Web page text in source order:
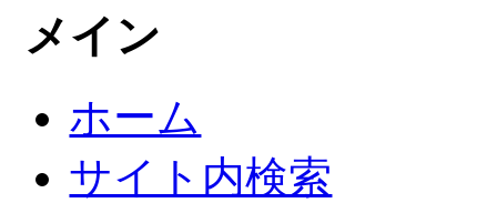
メイン
ホーム
サイト内検索